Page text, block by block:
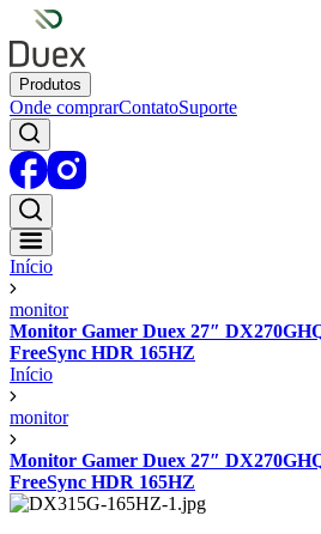
Produtos
Onde comprarContatoSuporte
Início
monitor
Monitor Gamer Duex 27″
FreeSync HDR 165HZ
Início
monitor
Monitor Gamer Duex 27″
FreeSync HDR 165HZ